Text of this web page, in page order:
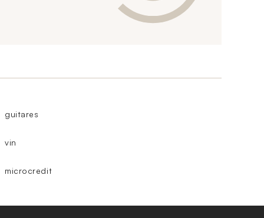
guitares
vin
microcredit